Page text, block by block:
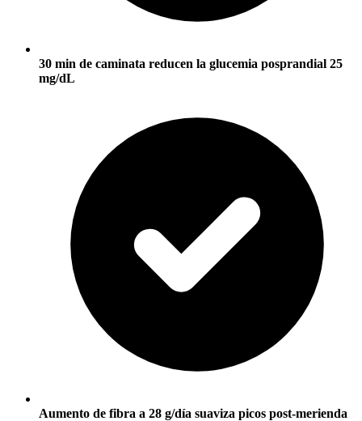
30 min de caminata reducen la glucemia posprandial 25
mg/dL
Aumento de fibra a 28 g/día suaviza picos post-merienda